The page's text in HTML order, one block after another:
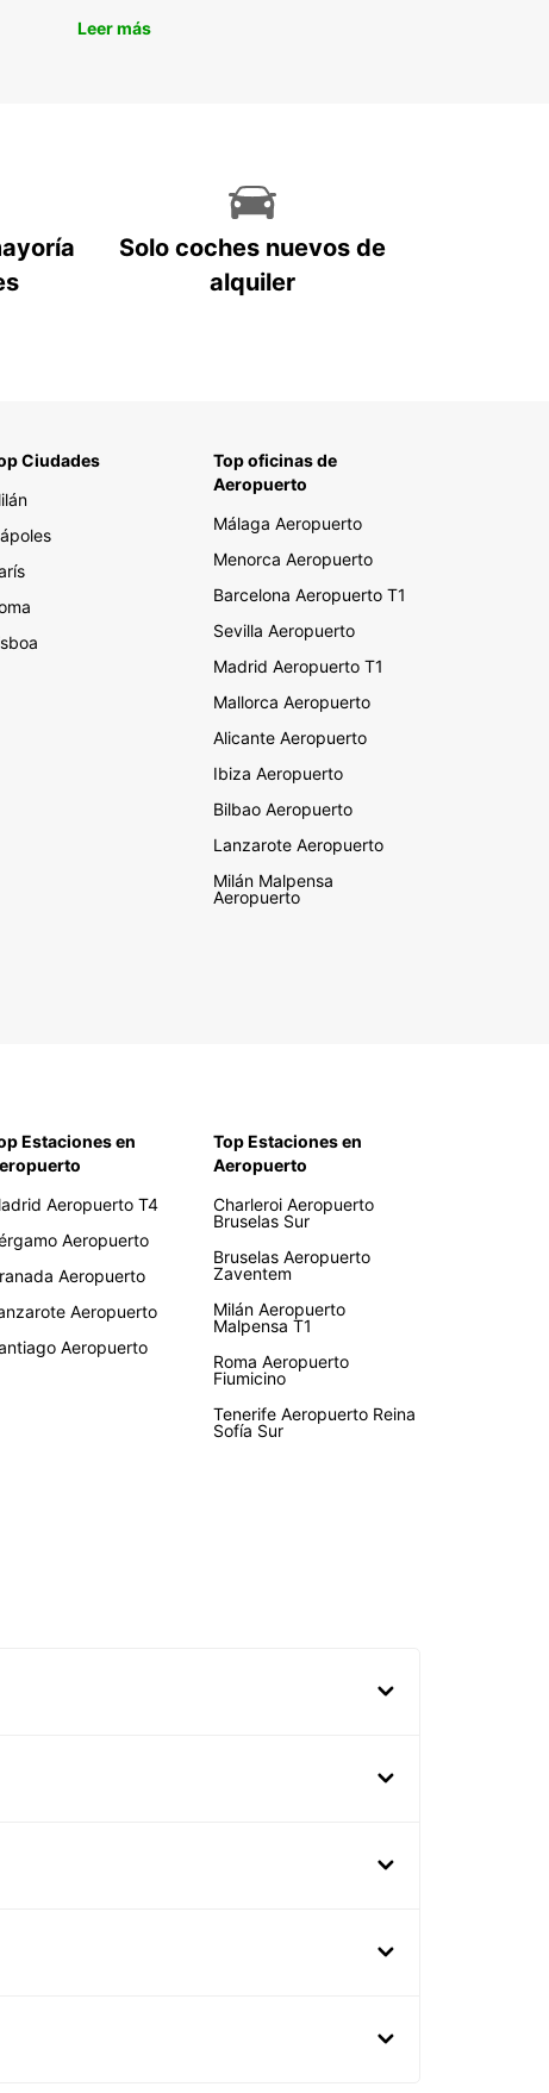
Leer más
Solo coches nuevos de
alquiler
Ciudades
Top oficinas de
Aeropuerto
Málaga Aeropuerto
Menorca Aeropuerto
Barcelona Aeropuerto T1
Sevilla Aeropuerto
Madrid Aeropuerto T1
Mallorca Aeropuerto
Alicante Aeropuerto
Ibiza Aeropuerto
Bilbao Aeropuerto
Lanzarote Aeropuerto
Milán Malpensa
Aeropuerto
Estaciones en
Aeropuerto T4
Aeropuerto
Aeropuerto
Aeropuerto
Aeropuerto
Top Estaciones en
Aeropuerto
Charleroi Aeropuerto
Bruselas Sur
Bruselas Aeropuerto
Zaventem
Milán Aeropuerto
Malpensa T1
Roma Aeropuerto
Fiumicino
Tenerife Aeropuerto Reina
Sofía Sur